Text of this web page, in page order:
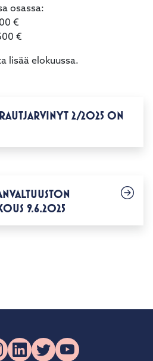
osassa:
€
€
lisää elokuussa.
2/2025 ON
9.6.2025
LinkedIn
X YouTube